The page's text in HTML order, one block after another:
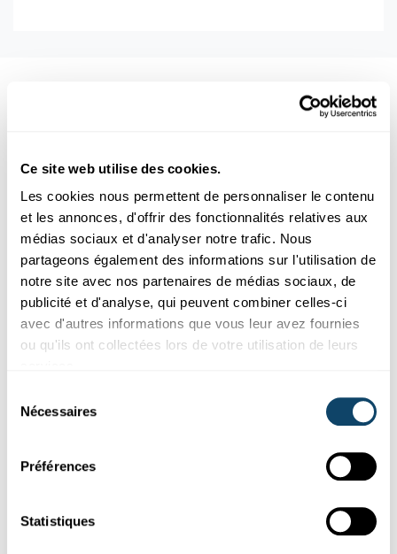
Ce site web utilise des cookies.
Les cookies nous permettent de personnaliser le contenu
et les annonces, d'offrir des fonctionnalités relatives aux
médias sociaux et d'analyser notre trafic. Nous
partageons également des informations sur l'utilisation de
notre site avec nos partenaires de médias sociaux, de
publicité et d'analyse, qui peuvent combiner celles-ci
avec d'autres informations que vous leur avez fournies
ou qu'ils ont collectées lors de votre utilisation de leurs
Nécessaires
Préférences
Statistiques
En Hiewel hëlleft hiewen
FNR